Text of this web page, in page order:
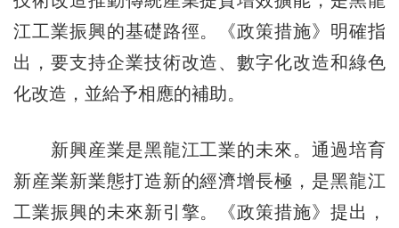
江工業振興的基礎路徑。《政策措施》明確指
出，要支持企業技術改造、數字化改造和綠色
化改造，並給予相應的補助。
新興産業是黑龍江工業的未來。通過培育
新産業新業態打造新的經濟增長極，是黑龍江
工業振興的未來新引擎。《政策措施》提出，